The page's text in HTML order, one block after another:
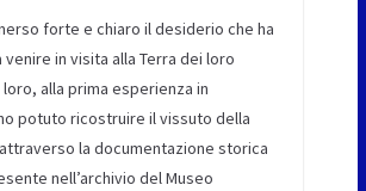
forte e chiaro il desiderio che ha
in visita alla Terra dei loro
alla prima esperienza in
potuto ricostruire il vissuto della
la documentazione storica
nell’archivio del Museo